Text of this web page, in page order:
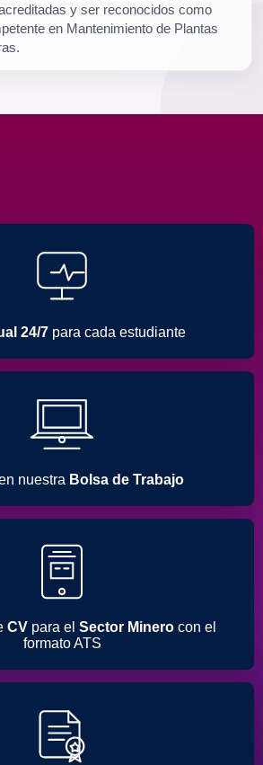
y ser reconocidos como
en Mantenimiento de Plantas
24/7 para cada estudiante
nuestra Bolsa de Trabajo
CV para el Sector Minero con el
formato ATS